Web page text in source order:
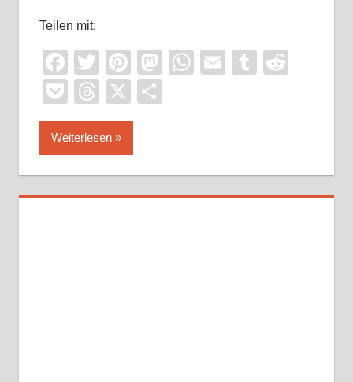
Teilen mit:
Facebook
TwitterPinterest
Mastodon
WhatsApp
EmailTumblr
PocketThreads
X
Weiterlesen